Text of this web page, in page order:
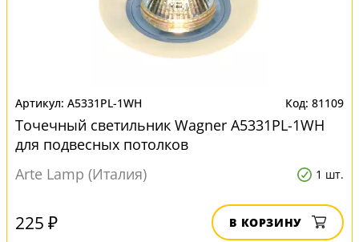
A5331PL-1WH 81109
Точечный светильник Wagner A5331PL-1WH
для подвесных потолков
Arte Lamp (Италия)
1 шт.
225 ₽ В КОРЗИНУ